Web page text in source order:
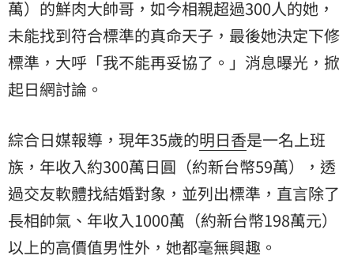
萬）的鮮肉大帥哥，如今相親超過300人的她，
未能找到符合標準的真命天子，最後她決定下修
標準，大呼「我不能再妥協了。」消息曝光，掀
起日網討論。
綜合日媒報導，現年35歲的明日香是一名上班
族，年收入約300萬日圓（約新台幣59萬），透
過交友軟體找結婚對象，並列出標準，直言除了
長相帥氣、年收入1000萬（約新台幣198萬元）
以上的高價值男性外，她都毫無興趣。